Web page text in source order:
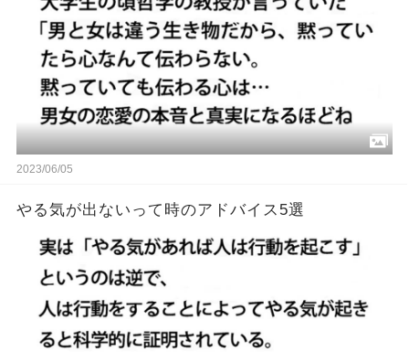
2023/06/05
やる気が出ないって時のアドバイス5選